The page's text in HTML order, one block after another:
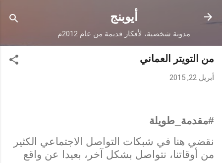
التخطي إلى المحتوى الرئيسي
أيوبنج
مدونة شخصية، لأفكار قديمة من عام 2012م
من التويتر العماني
أبريل 22, 2015
#مقدمة_طويلة
نقضي هنا في شبكات التواصل الاجتماعي الكثير
من أوقاتنا، نتواصل بشكل آخر، بعيدا عن واقع